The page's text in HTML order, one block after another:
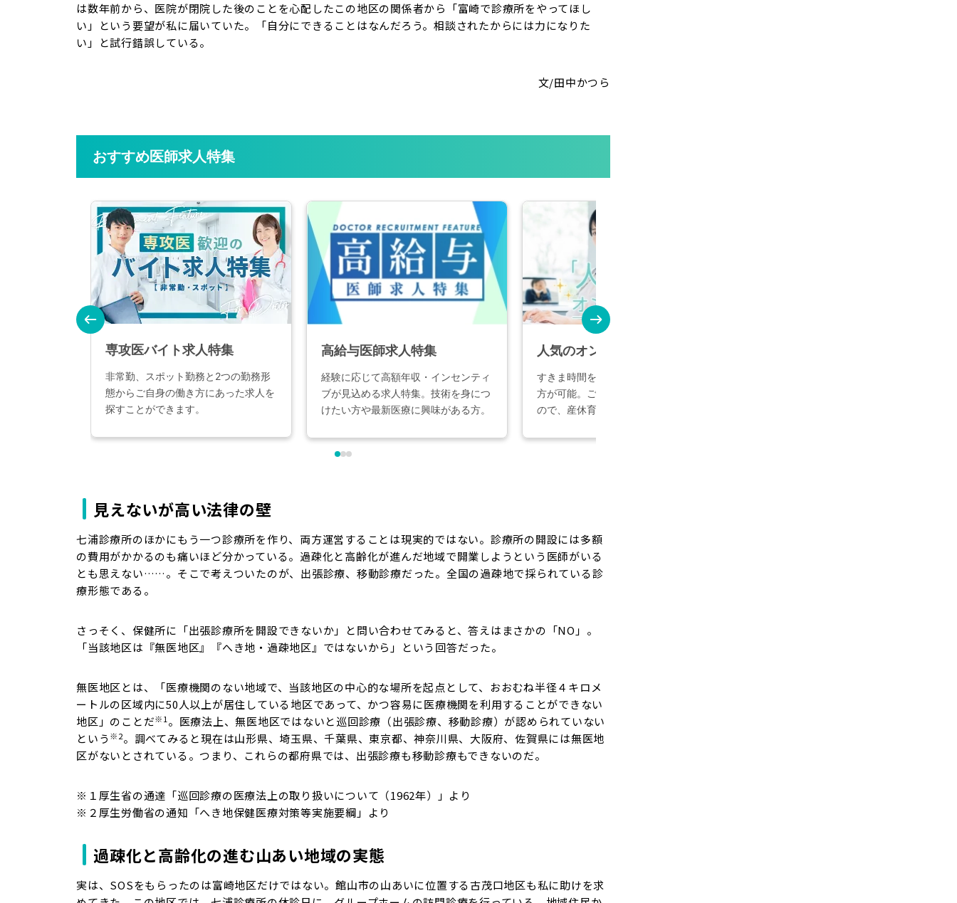
は数年前から、医院が閉院した後のことを心配したこの地区の関係者から「富崎で診療所をやってほし
い」という要望が私に届いていた。「自分にできることはなんだろう。相談されたからには力になりた
い」と試行錯誤している。
文/田中かつら
見えないが高い法律の壁
七浦診療所のほかにもう一つ診療所を作り、両方運営することは現実的ではない。診療所の開設には多額
の費用がかかるのも痛いほど分かっている。過疎化と高齢化が進んだ地域で開業しようという医師がいる
とも思えない……。そこで考えついたのが、出張診療、移動診療だった。全国の過疎地で採られている診
療形態である。
さっそく、保健所に「出張診療所を開設できないか」と問い合わせてみると、答えはまさかの「NO」。
「当該地区は『無医地区』『へき地・過疎地区』ではないから」という回答だった。
無医地区とは、「医療機関のない地域で、当該地区の中心的な場所を起点として、おおむね半径４キロメ
ートルの区域内に50人以上が居住している地区であって、かつ容易に医療機関を利用することができない
地区」のことだ※1 。医療法上、無医地区ではないと巡回診療（出張診療、移動診療）が認められていない
という ※2。調べてみると現在は山形県、埼玉県、千葉県、東京都、神奈川県、大阪府、佐賀県には無医地
区がないとされている。つまり、これらの都府県では、出張診療も移動診療もできないのだ。
※１厚生省の通達「巡回診療の医療法上の取り扱いについて（1962年）」より
※２厚生労働省の通知「へき地保健医療対策等実施要綱」より
過疎化と高齢化の進む山あい地域の実態
実は、SOSをもらったのは富崎地区だけではない。館山市の山あいに位置する古茂口地区も私に助けを求